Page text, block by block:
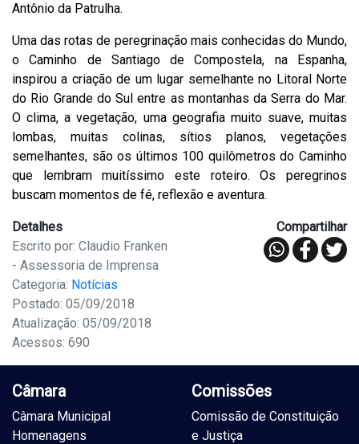
Antônio da Patrulha.
Uma das rotas de peregrinação mais conhecidas do Mundo,
o Caminho de Santiago de Compostela, na Espanha,
inspirou a criação de um lugar semelhante no Litoral Norte
do Rio Grande do Sul entre as montanhas da Serra do Mar.
O clima, a vegetação, uma geografia muito suave, muitas
lombas, muitas colinas, sítios planos, vegetações
semelhantes, são os últimos 100 quilômetros do Caminho
que lembram muitíssimo este roteiro. Os peregrinos
buscam momentos de fé, reflexão e aventura.
Detalhes
Escrito por: Claudio Franken
- Assessoria de Imprensa
Categoria: Notícias
Postado: 05/09/2018
Atualização: 05/09/2018
Acessos: 690
Compartilhar
Câmara
Câmara Municipal
Homenagens
Comissões
Comissão de Constituição
e Justiça